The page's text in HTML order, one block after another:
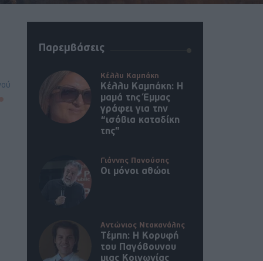
Παρεμβάσεις
Κέλλυ Καμπάκη
Κέλλυ Καμπάκη: Η
μαμά της Έμμας
γράφει για την
“ισόβια καταδίκη
της”
Γιάννης Πανούσης
Οι μόνοι αθώοι
Αντώνιος Ντακανάλης
Τέμπη: Η Κορυφή
του Παγόβουνου
μιας Κοινωνίας